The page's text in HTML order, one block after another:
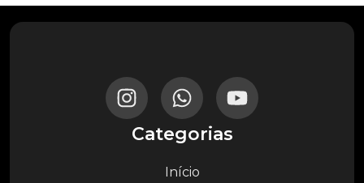
Categorias
Início